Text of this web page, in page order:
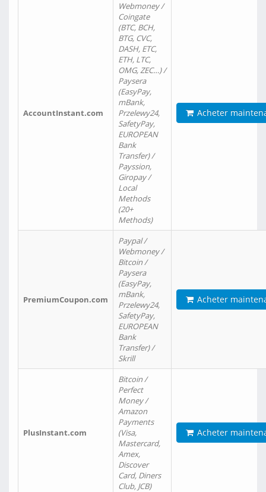
AccountInstant.com
Webmoney /
Coingate
(BTC, BCH,
BTG, CVC,
DASH, ETC,
ETH, LTC,
OMG, ZEC…) /
Paysera
(EasyPay,
mBank,
Przelewy24,
SafetyPay,
EUROPEAN
Bank
Transfer) /
Payssion,
Giropay /
Local
Methods
(20+
Methods)
Acheter
PremiumCoupon.com
Paypal /
Webmoney /
Bitcoin /
Paysera
(EasyPay,
mBank,
Przelewy24,
SafetyPay,
EUROPEAN
Bank
Transfer) /
Skrill
Acheter
PlusInstant.com
Bitcoin /
Perfect
Money /
Amazon
Payments
(Visa,
Mastercard,
Amex,
Discover
Card, Diners
Club, JCB)
Acheter